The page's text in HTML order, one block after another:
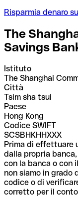
Risparmia denaro
The
Savings
Istituto
The Shanghai
Città
Tsim sha tsui
Paese
Hong Kong
Codice SWIFT
SCSBHKHHXXX
Prima di effettuare
dalla propria
con la banca o con
non siamo in
codice o di
corretto per il